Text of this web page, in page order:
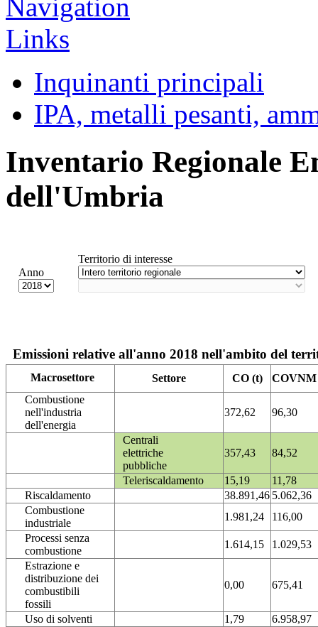
Inquinanti principali
IPA, metalli pesanti,
Inventario Regionale
dell'Umbria
Anno
Territorio di interesse
Emissioni relative all'anno 2018 nell'ambito del
Macrosettore Settore CO (t)
COVNM
Combustione
nell'industria
dell'energia
372,62 96,30
Centrali
elettriche
pubbliche
357,43 84,52
Teleriscaldamento 15,19
11,78
Riscaldamento
38.891,46 5.062,36
Combustione
industriale
1.981,24
116,00
Processi senza
combustione
1.614,15
1.029,53
Estrazione e
distribuzione dei
combustibili
fossili
0,00 675,41
Uso di solventi 1,79
6.958,97